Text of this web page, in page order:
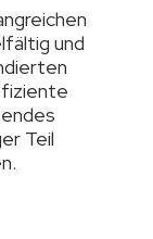
und
Teil